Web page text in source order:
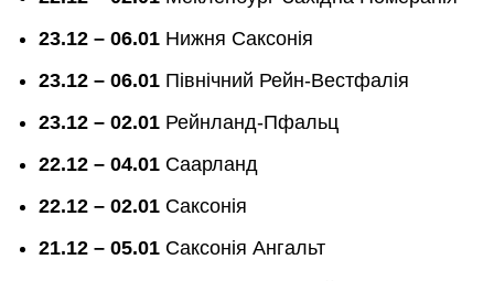
23.12 – 06.01 Нижня Саксонія
23.12 – 06.01 Північний Рейн-Вестфалія
23.12 – 02.01 Рейнланд-Пфальц
22.12 – 04.01 Саарланд
22.12 – 02.01 Саксонія
21.12 – 05.01 Саксонія Ангальт